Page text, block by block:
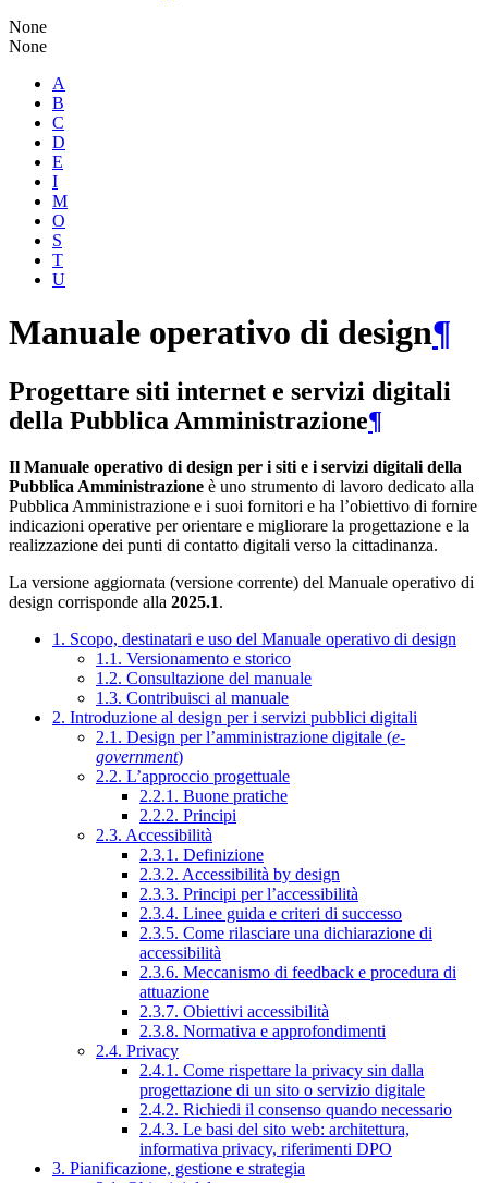
None
None
A
B
C
D
E
I
M
O
S
T
U
Manuale operativo di design¶
Progettare siti internet e servizi digitali
della Pubblica Amministrazione¶
Il Manuale operativo di design per i siti e i servizi digitali della
Pubblica Amministrazione è uno strumento di lavoro dedicato alla
Pubblica Amministrazione e i suoi fornitori e ha l’obiettivo di fornire
indicazioni operative per orientare e migliorare la progettazione e la
realizzazione dei punti di contatto digitali verso la cittadinanza.
La versione aggiornata (versione corrente) del Manuale operativo di
design corrisponde alla 2025.1.
1. Scopo, destinatari e uso del Manuale operativo di design
1.1. Versionamento e storico
1.2. Consultazione del manuale
1.3. Contribuisci al manuale
2. Introduzione al design per i servizi pubblici digitali
2.1. Design per l’amministrazione digitale (e-
government)
2.2. L’approccio progettuale
2.2.1. Buone pratiche
2.2.2. Principi
2.3. Accessibilità
2.3.1. Definizione
2.3.2. Accessibilità by design
2.3.3. Principi per l’accessibilità
2.3.4. Linee guida e criteri di successo
2.3.5. Come rilasciare una dichiarazione di
accessibilità
2.3.6. Meccanismo di feedback e procedura di
attuazione
2.3.7. Obiettivi accessibilità
2.3.8. Normativa e approfondimenti
2.4. Privacy
2.4.1. Come rispettare la privacy sin dalla
progettazione di un sito o servizio digitale
2.4.2. Richiedi il consenso quando necessario
2.4.3. Le basi del sito web: architettura,
informativa privacy, riferimenti DPO
3. Pianificazione, gestione e strategia